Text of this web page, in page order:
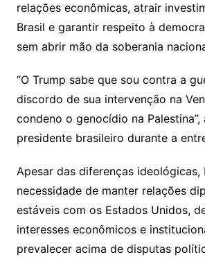
relações econômicas, atrair
Brasil e garantir respeito à
sem abrir mão da soberania
“O Trump sabe que sou contra a
discordo de sua intervenção na
condeno o genocídio na Palestina”,
presidente brasileiro durante a
Apesar das diferenças ideológicas,
necessidade de manter relações
estáveis com os Estados Unidos,
interesses econômicos e
prevalecer acima de disputas